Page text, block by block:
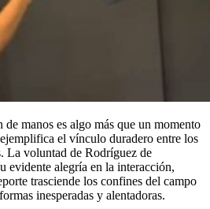
manos es algo más que un momento
el vínculo duradero entre los
La voluntad de Rodríguez de
evidente alegría en la interacción,
trasciende los confines del campo
inesperadas y alentadoras.